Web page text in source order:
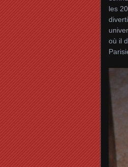
les
où il